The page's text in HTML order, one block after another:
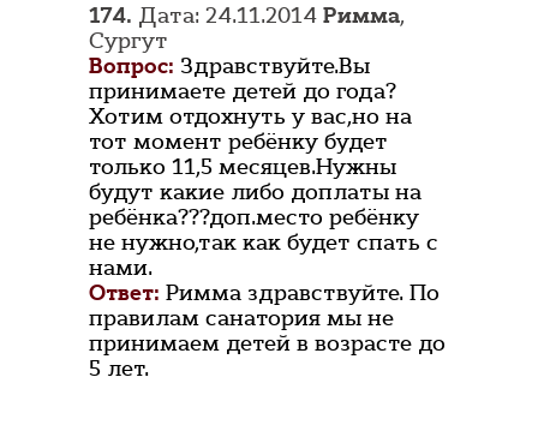
174. Дата: 24.11.2014 Римма,
Сургут
Вопрос: Здравствуйте.Вы
принимаете детей до года?
Хотим отдохнуть у вас,но на
тот момент ребёнку будет
только 11,5 месяцев.Нужны
будут какие либо доплаты на
ребёнка???доп.место ребёнку
не нужно,так как будет спать с
нами.
Ответ: Римма здравствуйте. По
правилам санатория мы не
принимаем детей в возрасте до
5 лет.